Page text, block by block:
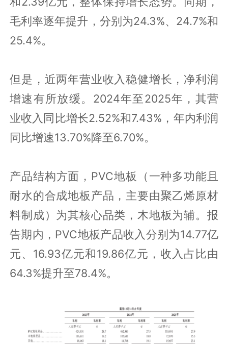
毛利率逐年提升，分别为24.3%、24.7%和
25.4%。
但是，近两年营业收入稳健增长，净利润
增速有所放缓。2024年至2025年，其营
业收入同比增长2.52%和7.43%，年内利润
同比增速13.70%降至6.70%。
产品结构方面，PVC地板（一种多功能且
耐水的合成地板产品，主要由聚乙烯原材
料制成）为其核心品类，木地板为辅。报
告期内，PVC地板产品收入分别为14.77亿
元、16.93亿元和19.86亿元，收入占比由
64.3%提升至78.4%。